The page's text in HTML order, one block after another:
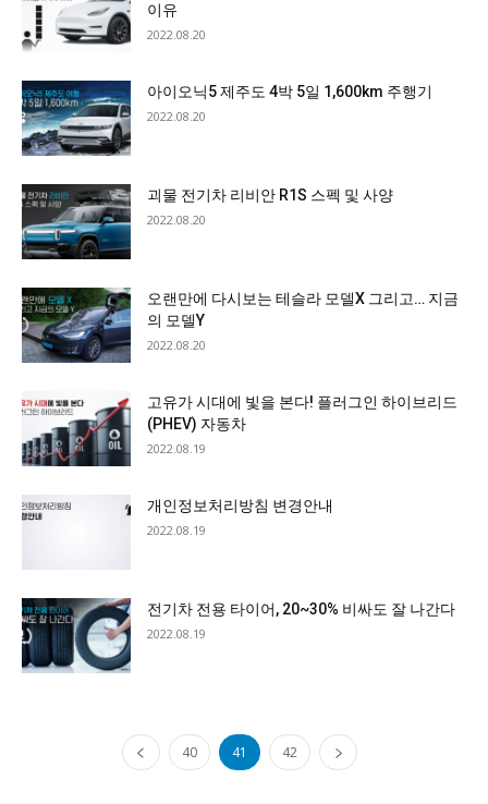
이유
2022.08.20
아이오닉5 제주도 4박 5일 1,600km 주행기
2022.08.20
괴물 전기차 리비안 R1S 스펙 및 사양
2022.08.20
오랜만에 다시보는 테슬라 모델X 그리고… 지금
의 모델Y
2022.08.20
고유가 시대에 빛을 본다! 플러그인 하이브리드
(PHEV) 자동차
2022.08.19
개인정보처리방침 변경안내
2022.08.19
전기차 전용 타이어, 20~30% 비싸도 잘 나간다
2022.08.19
40 41 42